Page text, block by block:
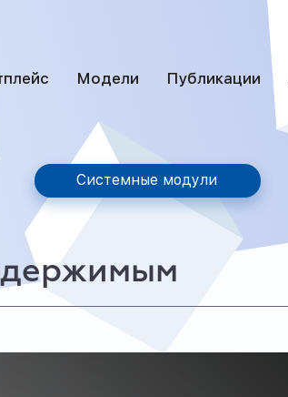
Модели Публикации
Системные модули